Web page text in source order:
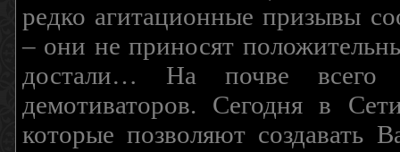
редко агитационные призывы
– они не приносят
достали… На почве всего
демотиваторов. Сегодня в
которые позволяют создавать